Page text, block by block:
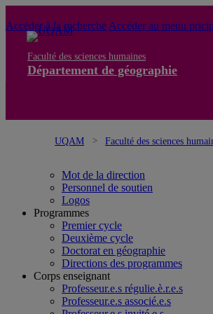
Accéder à la recherche Accéder au menu
Faculté des sciences humaines
Département de géographie
UQAM Faculté des sciences
Mot de la direction
Personnel de soutien
Logos
Programmes
Premier cycle
Deuxième cycle
Doctorat en géographie
Directions des programmes
Corps enseignant
Professeur.e.s régulie.è.r.e.s
Professeur.e.s associé.e.s